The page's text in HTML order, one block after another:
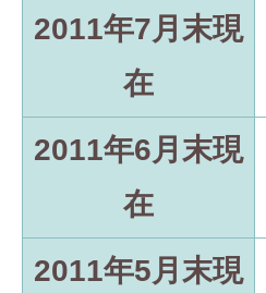
2011年7月末現
在
2011年6月末現
在
2011年5月末現